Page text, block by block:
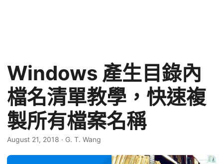
Windows 產生目錄內
檔名清單教學，快速複
製所有檔案名稱
August 21, 2018 · G. T. Wang